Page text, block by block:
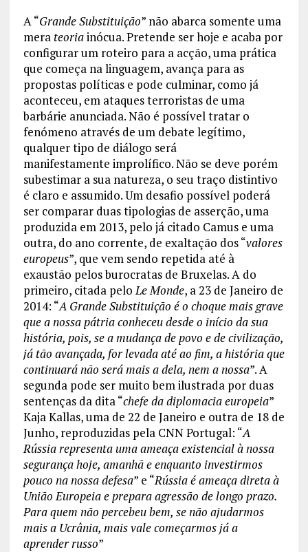
A “Grande Substituição” não abarca somente uma
mera teoriainócua. Pretende ser hoje e acaba por
configurar um roteiro para a acção, uma prática
que começa na linguagem, avança para as
propostas políticas e pode culminar, como já
aconteceu, em ataques terroristas de uma
barbárie anunciada. Não é possível tratar o
fenómeno através de um debate legítimo,
qualquer tipo de diálogo será
manifestamente improlífico. Não se deve porém
subestimar a sua natureza, o seu traço distintivo
é claro e assumido. Um desafio possível poderá
ser comparar duas tipologias de asserção, uma
produzida em 2013, pelo já citado Camus e uma
outra, do ano corrente, de exaltação dos “valores
europeus”, que vem sendo repetida até à
exaustão pelos burocratas de Bruxelas. A do
primeiro, citada peloLe Monde, a 23 de Janeiro de
2014: “A Grande Substituição é o choque mais grave
que a nossa pátria conheceu desde o início da sua
história, pois, se a mudança de povo e de civilização,
já tão avançada, for levada até ao fim, a história que
continuará não será mais a dela, nem a nossa”. A
segunda pode ser muito bem ilustrada por duas
sentenças da dita “chefe da diplomacia europeia”
Kaja Kallas, uma de 22 de Janeiro e outra de 18 de
Junho, reproduzidas pela CNN Portugal: “A
Rússia representa uma ameaça existencial à nossa
segurança hoje, amanhã e enquanto investirmos
pouco na nossa defesa” e “Rússia é ameaça direta à
União Europeia e prepara agressão de longo prazo.
Para quem não percebeu bem, se não ajudarmos
mais a Ucrânia, mais vale começarmos já a
aprender russo”